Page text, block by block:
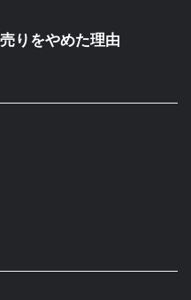
りをやめた理由